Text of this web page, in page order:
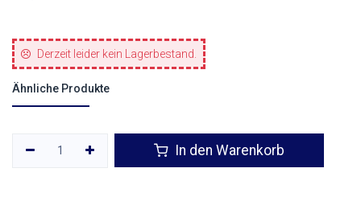
Derzeit leider kein Lagerbestand.
Ähnliche Produkte
In den Warenkorb